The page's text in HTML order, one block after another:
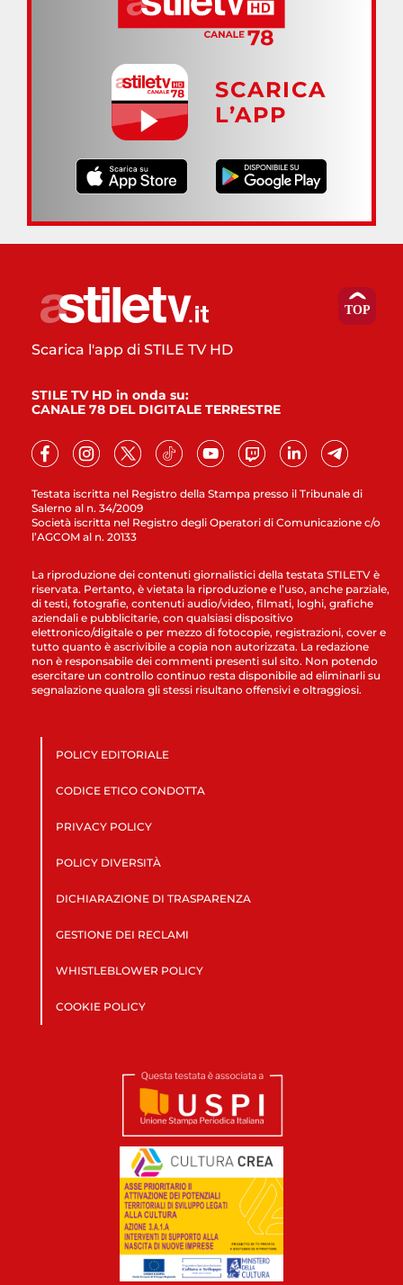
SCARICA
L’APP
Testata iscritta nel Registro della Stampa presso il Tribunale di
Salerno al n. 34/2009
Società iscritta nel Registro degli Operatori di Comunicazione c/o
l’AGCOM al n. 20133
Scarica l'app di STILE TV HD
STILE TV HD in onda su:
CANALE 78 DEL DIGITALE TERRESTRE
La riproduzione dei contenuti giornalistici della testata STILETV è
riservata. Pertanto, è vietata la riproduzione e l’uso, anche parziale,
di testi, fotografie, contenuti audio/video, filmati, loghi, grafiche
aziendali e pubblicitarie, con qualsiasi dispositivo
elettronico/digitale o per mezzo di fotocopie, registrazioni, cover e
tutto quanto è ascrivibile a copia non autorizzata. La redazione
non è responsabile dei commenti presenti sul sito. Non potendo
esercitare un controllo continuo resta disponibile ad eliminarli su
segnalazione qualora gli stessi risultano offensivi e oltraggiosi.
POLICY EDITORIALE
CODICE ETICO CONDOTTA
PRIVACY POLICY
POLICY DIVERSITÀ
DICHIARAZIONE DI TRASPARENZA
GESTIONE DEI RECLAMI
WHISTLEBLOWER POLICY
COOKIE POLICY